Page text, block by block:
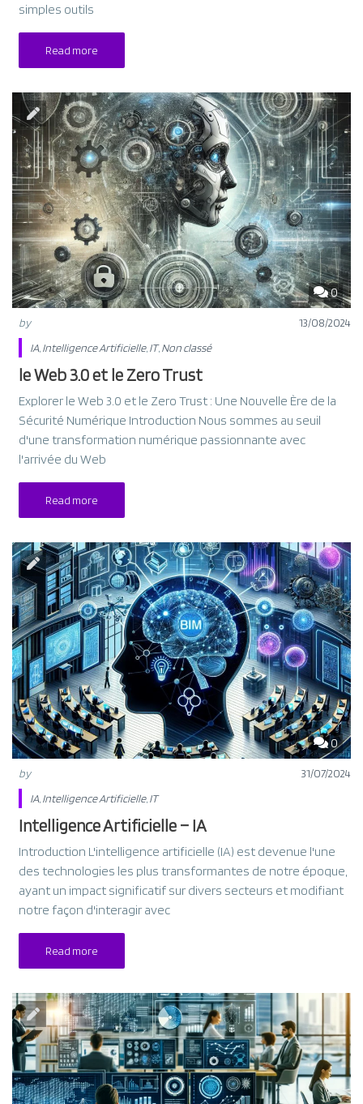
simples outils
Read more
0
by
13/08/2024
IA Intelligence Artificielle, IT,Non classé
le Web 3.0 et le Zero Trust
Explorer le Web 3.0 et le Zero Trust : Une Nouvelle Ère de la
Sécurité Numérique Introduction Nous sommes au seuil
d'une transformation numérique passionnante avec
l'arrivée du Web
Read more
0
by
31/07/2024
IA Intelligence Artificielle, IT
Intelligence Artificielle – IA
Introduction L'intelligence artificielle (IA) est devenue l'une
des technologies les plus transformantes de notre époque,
ayant un impact significatif sur divers secteurs et modifiant
notre façon d'interagir avec
Read more